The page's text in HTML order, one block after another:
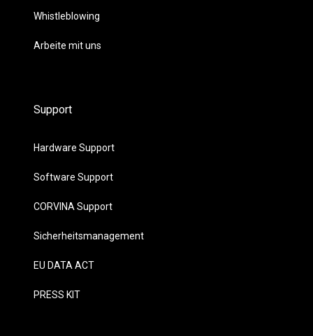
Whistleblowing
Arbeite mit uns
Support
Hardware Support
Software Support
CORVINA Support
Sicherheitsmanagement
EU DATA ACT
PRESS KIT